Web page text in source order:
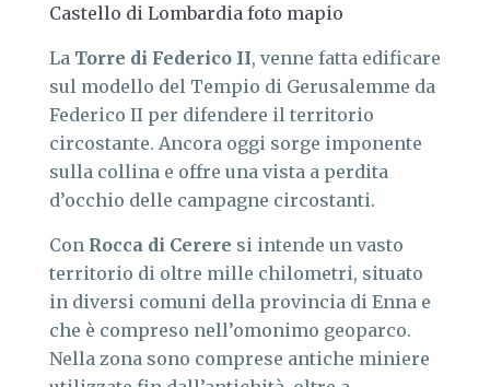
Castello di Lombardia foto mapio
La Torre di Federico II, venne fatta edificare
sul modello del Tempio di Gerusalemme da
Federico II per difendere il territorio
circostante. Ancora oggi sorge imponente
sulla collina e offre una vista a perdita
d’occhio delle campagne circostanti.
Con Rocca di Cerere si intende un vasto
territorio di oltre mille chilometri, situato
in diversi comuni della provincia di Enna e
che è compreso nell’omonimo geoparco.
Nella zona sono comprese antiche miniere